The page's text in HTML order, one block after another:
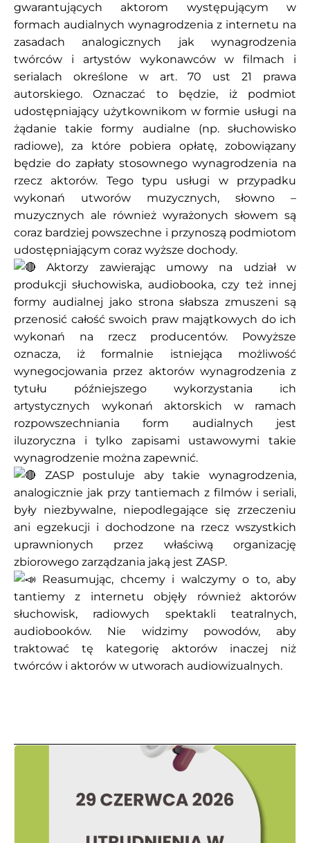
gwarantujących aktorom występującym w
formach audialnych wynagrodzenia z internetu na
zasadach analogicznych jak wynagrodzenia
twórców i artystów wykonawców w filmach i
serialach określone w art. 70 ust 21 prawa
autorskiego. Oznaczać to będzie, iż podmiot
udostępniający użytkownikom w formie usługi na
żądanie takie formy audialne (np. słuchowisko
radiowe), za które pobiera opłatę, zobowiązany
będzie do zapłaty stosownego wynagrodzenia na
rzecz aktorów. Tego typu usługi w przypadku
wykonań utworów muzycznych, słowno –
muzycznych ale również wyrażonych słowem są
coraz bardziej powszechne i przynoszą podmiotom
udostępniającym coraz wyższe dochody.
Aktorzy zawierając umowy na udział w
produkcji słuchowiska, audiobooka, czy też innej
formy audialnej jako strona słabsza zmuszeni są
przenosić całość swoich praw majątkowych do ich
wykonań na rzecz producentów. Powyższe
oznacza, iż formalnie istniejąca możliwość
wynegocjowania przez aktorów wynagrodzenia z
tytułu późniejszego wykorzystania ich
artystycznych wykonań aktorskich w ramach
rozpowszechniania form audialnych jest
iluzoryczna i tylko zapisami ustawowymi takie
wynagrodzenie można zapewnić.
ZASP postuluje aby takie wynagrodzenia,
analogicznie jak przy tantiemach z filmów i seriali,
były niezbywalne, niepodlegające się zrzeczeniu
ani egzekucji i dochodzone na rzecz wszystkich
uprawnionych przez właściwą organizację
zbiorowego zarządzania jaką jest ZASP.
Reasumując, chcemy i walczymy o to, aby
tantiemy z internetu objęły również aktorów
słuchowisk, radiowych spektakli teatralnych,
audiobooków. Nie widzimy powodów, aby
traktować tę kategorię aktorów inaczej niż
twórców i aktorów w utworach audiowizualnych.